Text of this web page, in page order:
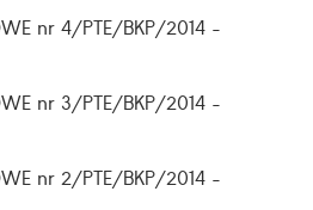
nr 4/PTE/BKP/2014 -
nr 3/PTE/BKP/2014 -
nr 2/PTE/BKP/2014 -